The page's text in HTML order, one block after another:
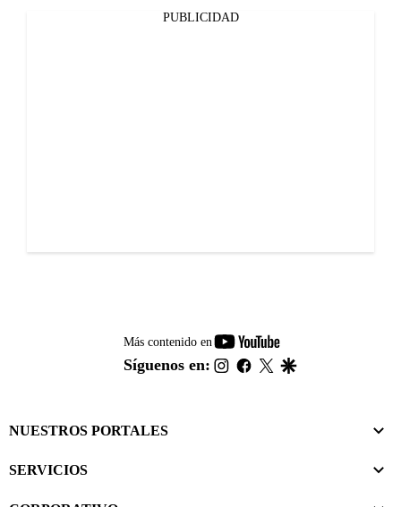
PUBLICIDAD
Más contenido en
youtube-
footer
Síguenos en: instagram
facebook
twitter
NUESTROS PORTALES
SERVICIOS